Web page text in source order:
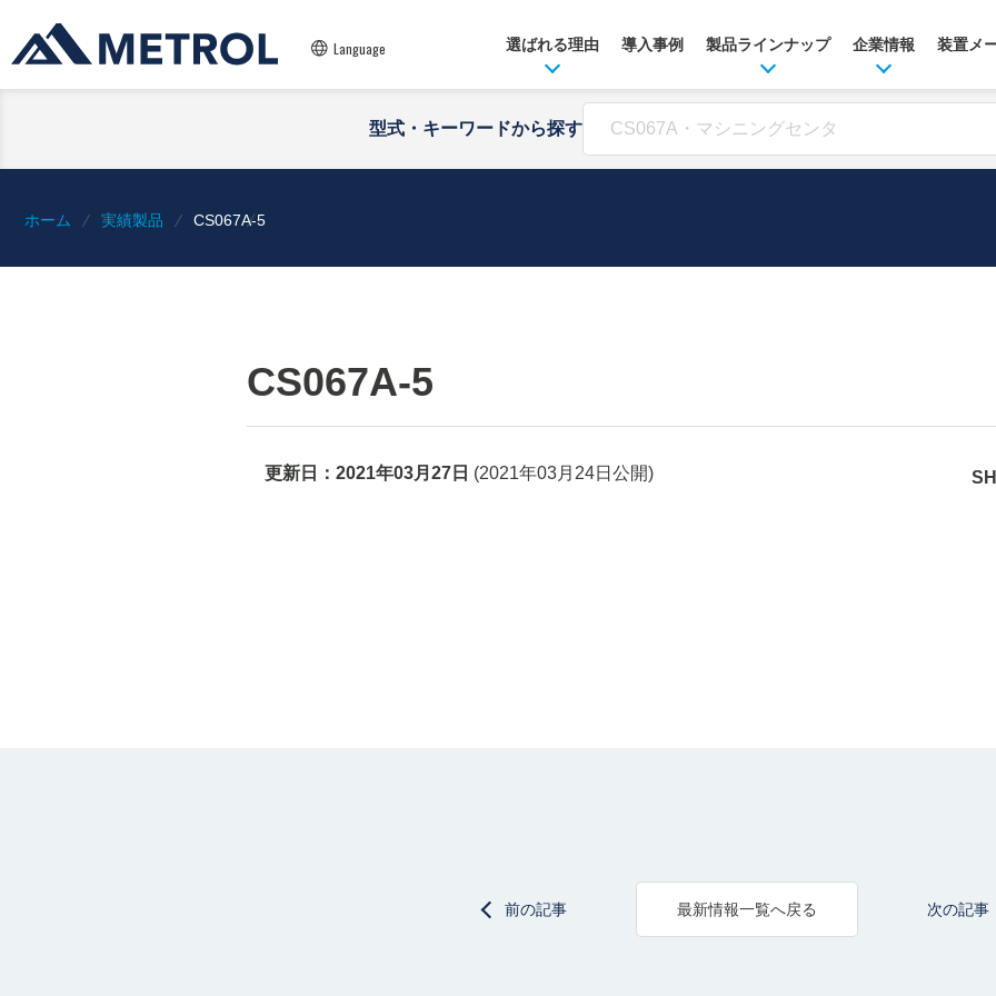
Language 選ばれる理由 導入事例 製品ラインナップ 企業情報 装置メ
型式・キーワードから探す
ホーム 実績製品 CS067A-5
CS067A-5
更新日： 2021年03月27日 (2021年03月24日 公開)
前の記事 最新情報一覧へ戻る 次の記事